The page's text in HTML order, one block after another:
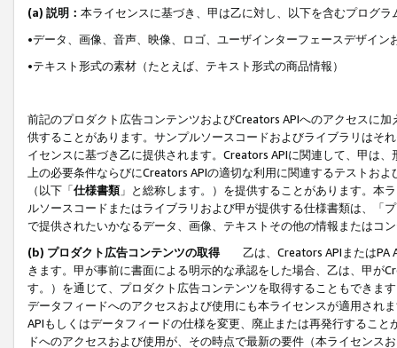
(a) 説明： 本ライセンスに基づき、甲は乙に対し、以下を含むプログ
•データ、画像、音声、映像、ロゴ、ユーザインターフェースデザイ
•テキスト形式の素材（たとえば、テキスト形式の商品情報）
前記のプロダクト広告コンテンツおよびCreators APIへのアクセスに
供することがあります。サンプルソースコードおよびライブラリはそ
イセンスに基づき乙に提供されます。Creators APIに関連して、甲は
上の必要条件ならびにCreators APIの適切な利用に関連するテストお
（以下「仕様書類」と総称します。）を提供することがあります。本
ルソースコードまたはライブラリおよび甲が提供する仕様書類は、「
で提供されたいかなるデータ、画像、テキストその他の情報またはコ
(b) プロダクト広告コンテンツの取得
乙は、Creators APIまたはPA
きます。甲が事前に書面による明示的な承認をした場合、乙は、甲が
す。）を通じて、プロダクト広告コンテンツを取得することもできま
データフィードへのアクセスおよび使用にも本ライセンスが適用され
APIもしくはデータフィードの仕様を変更、廃止または再発行するこ
ドへのアクセスおよび使用が、その時点で最新の要件（本ライセン